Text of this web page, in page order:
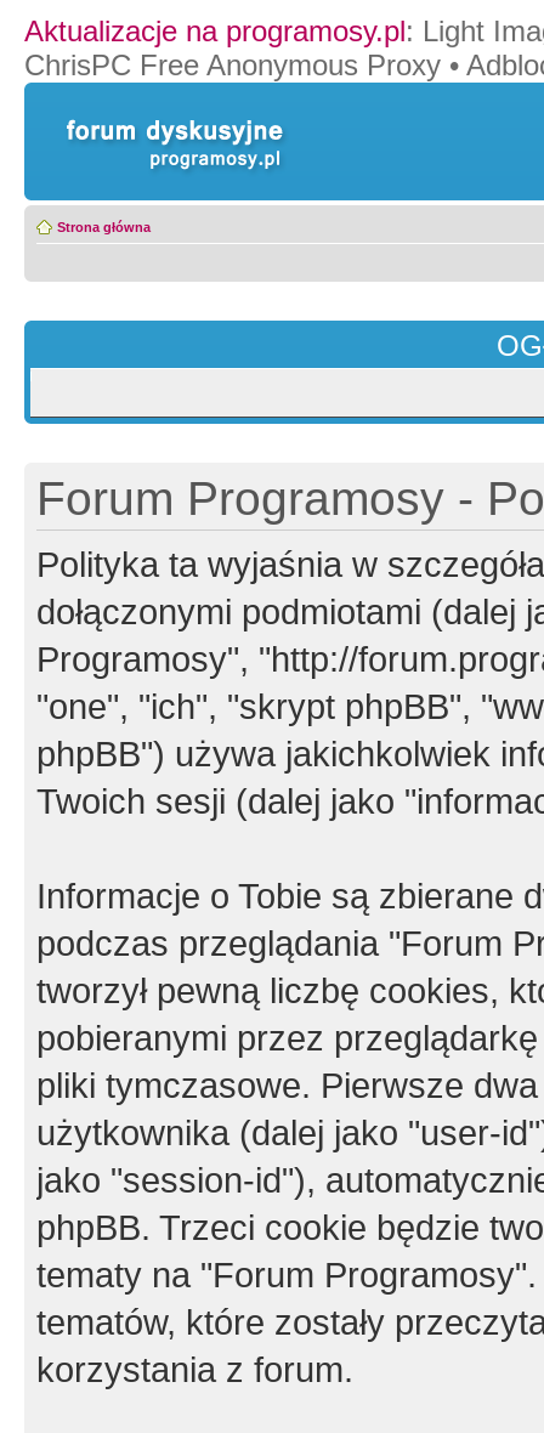
Aktualizacje na programosy.pl: Light
ChrisPC Free Anonymous Proxy •
Strona główna
Forum Programosy -
Polityka ta wyjaśnia w
dołączonymi podmiotami (dalej
Programosy", "http://
"one", "ich", "skrypt phpBB",
phpBB") używa jakichkolwiek
Twoich sesji (dalej jako
Informacje o Tobie są zbierane
podczas przeglądania "Forum
tworzył pewną liczbę cookies,
pobieranymi przez
pliki tymczasowe. Pierwsze
użytkownika (dalej jako "user-
jako "session-id"),
phpBB. Trzeci cookie będzie
tematy na "Forum
tematów, które zostały
korzystania z forum.